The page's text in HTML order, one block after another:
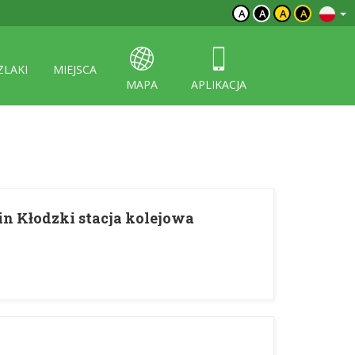
A A A A
MIEJSCA
MAPA
APLIKACJA
Kłodzki stacja kolejowa